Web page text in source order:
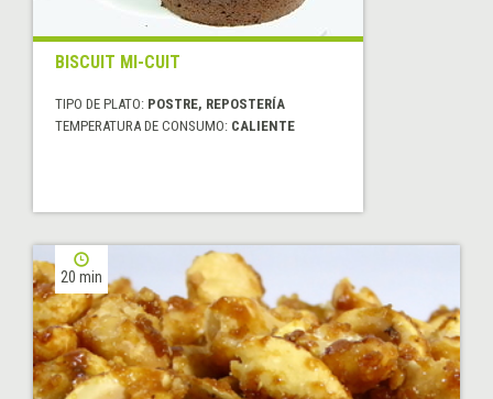
BISCUIT MI-CUIT
TIPO DE PLATO: POSTRE, REPOSTERÍA
TEMPERATURA DE CONSUMO: CALIENTE
20 min